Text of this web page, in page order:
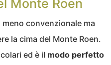
Monte Roen
meno convenzionale ma
la cima del Monte Roen.
ed è il modo perfetto